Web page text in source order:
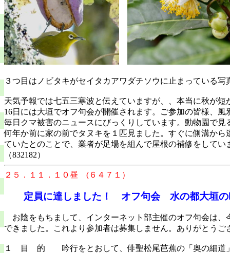
３つ目はノビタキがセイタカアワダチソウに止まっている写
天気予報では七五三寒波と伝えていますが、、本当に秋が短
16日には大垣でオフ句会が開催されます。ご参加の皆様、
毎日クマ被害のニュースにびっくりしています。動物園で
何年か前に家の前でタヌキを１匹見ました。すぐに側溝か
ていたとのことで、業者が足場を組んで屋根の補修をしてい
（832182
２５．１１．１０昼 (６４７１）
定員に達しました！ オフ句会 水の都大垣の
お陰をもちまして、インターネット部主催のオフ句会は、
できました。これより参加者は募集しません。ありがとうご
１ 目 的 吟行をとおして、俳聖松尾芭蕉の「奥の細道